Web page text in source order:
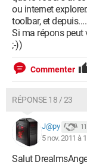
ou internet
toolbar, et
Si ma répons peut
;-))
Commenter
RÉPONSE 18 / 23
J@py 11
5 nov. 2011 à
Salut